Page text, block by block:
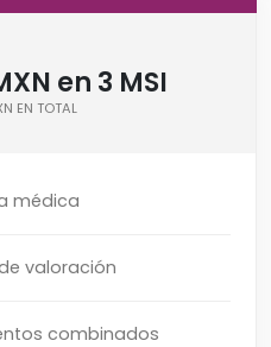
en 3 MSI
EN TOTAL
médica
valoración
combinados